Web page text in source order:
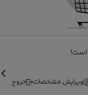
است!
ویرایش مشخصات خروج